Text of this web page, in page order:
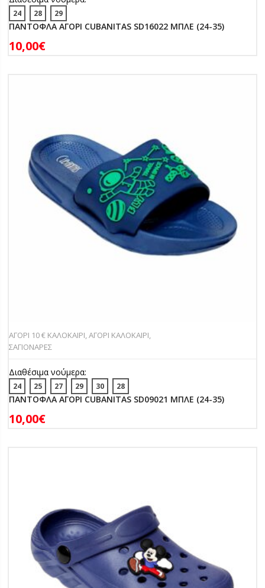
24 28 29
ΠΑΝΤΟΦΛΑ ΑΓΟΡΙ CUBANITAS SD16022 ΜΠΛΕ (24-35)
10,00€
ΑΓΟΡΙ 10 € ΚΑΛΟΚΑΙΡΙ,ΑΓΟΡΙ ΚΑΛΟΚΑΙΡΙ,
ΣΑΓΙΟΝΑΡΕΣ
Διαθέσιμα νούμερα:
24 25 27 29 30 28
ΠΑΝΤΟΦΛΑ ΑΓΟΡΙ CUBANITAS SD09021 ΜΠΛΕ (24-35)
10,00€